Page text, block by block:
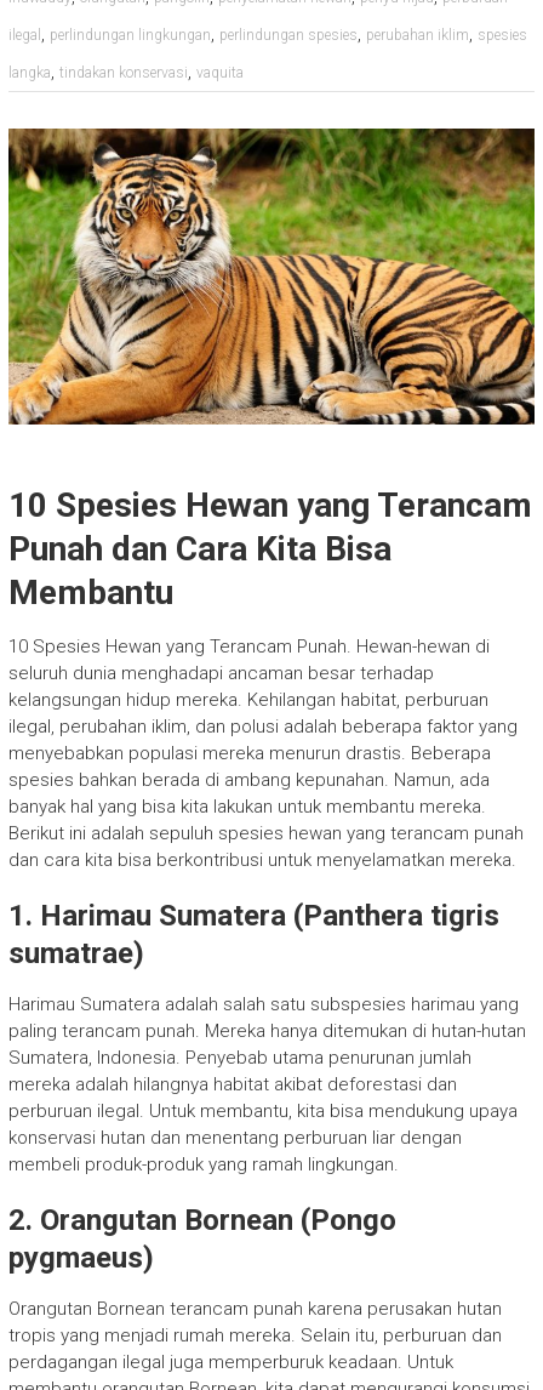
ilegal , perlindungan lingkungan, perlindungan spesies, perubahan iklim, spesies
langka, tindakan konservasi, vaquita
10 Spesies Hewan yang Terancam
Punah dan Cara Kita Bisa
Membantu
10 Spesies Hewan yang Terancam Punah. Hewan-hewan di
seluruh dunia menghadapi ancaman besar terhadap
kelangsungan hidup mereka. Kehilangan habitat, perburuan
ilegal, perubahan iklim, dan polusi adalah beberapa faktor yang
menyebabkan populasi mereka menurun drastis. Beberapa
spesies bahkan berada di ambang kepunahan. Namun, ada
banyak hal yang bisa kita lakukan untuk membantu mereka.
Berikut ini adalah sepuluh spesies hewan yang terancam punah
dan cara kita bisa berkontribusi untuk menyelamatkan mereka.
1. Harimau Sumatera (Panthera tigris
sumatrae)
Harimau Sumatera adalah salah satu subspesies harimau yang
paling terancam punah. Mereka hanya ditemukan di hutan-hutan
Sumatera, Indonesia. Penyebab utama penurunan jumlah
mereka adalah hilangnya habitat akibat deforestasi dan
perburuan ilegal. Untuk membantu, kita bisa mendukung upaya
konservasi hutan dan menentang perburuan liar dengan
membeli produk-produk yang ramah lingkungan.
2. Orangutan Bornean (Pongo
pygmaeus)
Orangutan Bornean terancam punah karena perusakan hutan
tropis yang menjadi rumah mereka. Selain itu, perburuan dan
perdagangan ilegal juga memperburuk keadaan. Untuk